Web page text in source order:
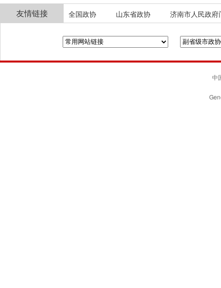
友情链接 全国政协 山东省政协 济南市人民政府
中